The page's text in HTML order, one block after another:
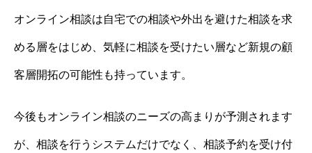
オンライン相談は自宅での相談や外出を避けた相談を求
める層をはじめ、気軽に相談を受けたい層など新規の顧
客層開拓の可能性も持っています。
今後もオンライン相談のニーズの高まりが予測されます
が、相談を行うシステムだけでなく、相談予約を受け付